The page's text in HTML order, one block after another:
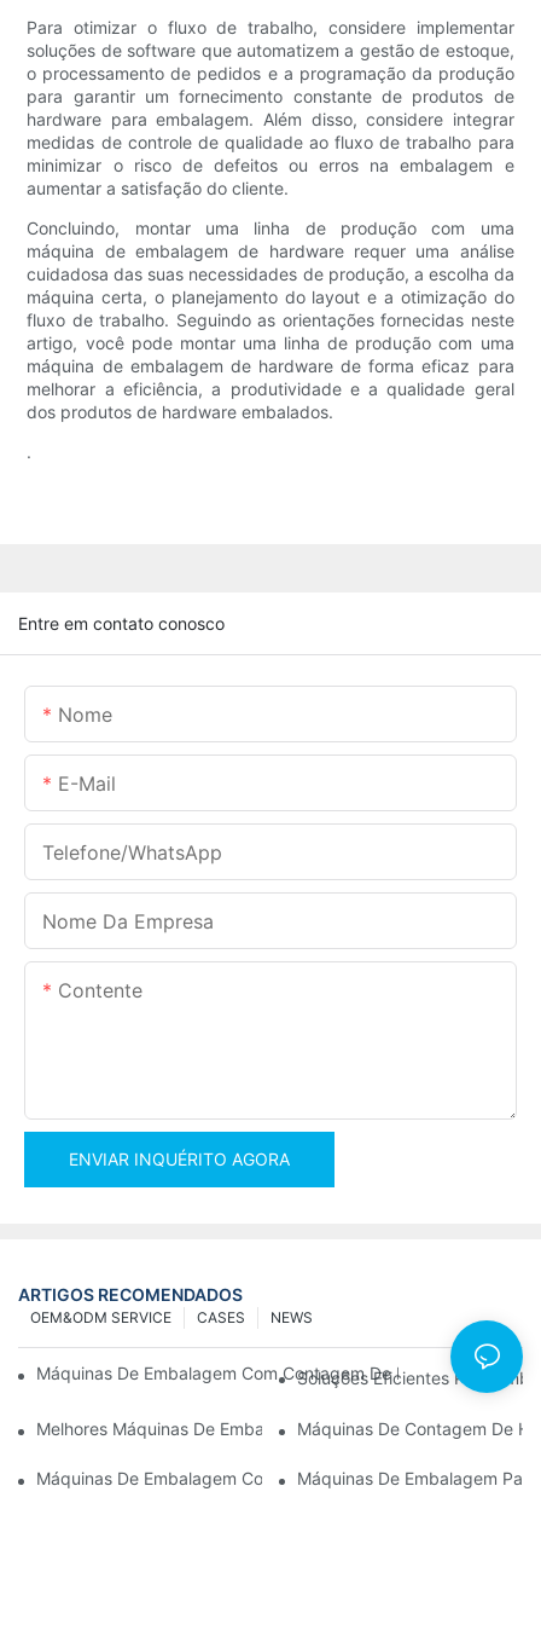
Para otimizar o fluxo de trabalho, considere implementar
soluções de software que automatizem a gestão de estoque,
o processamento de pedidos e a programação da produção
para garantir um fornecimento constante de produtos de
hardware para embalagem. Além disso, considere integrar
medidas de controle de qualidade ao fluxo de trabalho para
minimizar o risco de defeitos ou erros na embalagem e
aumentar a satisfação do cliente.
Concluindo, montar uma linha de produção com uma
máquina de embalagem de hardware requer uma análise
cuidadosa das suas necessidades de produção, a escolha da
máquina certa, o planejamento do layout e a otimização do
fluxo de trabalho. Seguindo as orientações fornecidas neste
artigo, você pode montar uma linha de produção com uma
máquina de embalagem de hardware de forma eficaz para
melhorar a eficiência, a produtividade e a qualidade geral
dos produtos de hardware embalados.
.
Entre em contato conosco
Nome
E-Mail
Telefone/WhatsApp
Nome Da Empresa
Contente
ENVIAR INQUÉRITO AGORA
ARTIGOS RECOMENDADOS
NEWS
CASES
OEM&ODM SERVICE
Máquinas De Embalagem Com Contagem De Parafusos Para
Soluções Eficientes Para
Melhores Máquinas De Embalagem De Hardware Para
Máquinas De Contagem De
Máquinas De Embalagem Com Contagem De Parafusos: A
Máquinas De Embalagem